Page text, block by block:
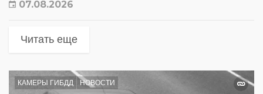
07.08.2026
Читать еще
КАМЕРЫ ГИБДД НОВОСТИ